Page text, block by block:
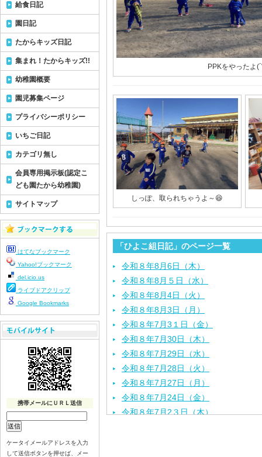
PPKをやったよ
しっぽ、取られちゃうよ～😆
「ひよこ組日記」のページ一覧
令和８年8月6日（木）
令和８年8月５日（水）
令和８年8月4日（火）
令和８年8月3日（月）
令和８年7月3１日（金）
令和８年7月30日（木）
令和８年7月29日（水）
令和８年7月28日（火）
令和８年7月27日（月）
令和８年7月24日（金）
令和８年7月2３日（木）
給食日記
園日記
たからキッズ日記
集まれ！たからキッズ!!
幼稚園概要
園児募集ページ
プライバシーポリシー
いちご日記
カテゴリ無し
会員専用掲示板(認定こ
ども園たから幼稚園)
サイトマップ
はてなブックマーク
Yahoo!ブックマーク
del.icio.us
ライブドアクリップ
Google Bookmarks
携帯メールにＵＲＬ送信
ケータイメールアドレスを入力
して送信ボタンを押せば、メー